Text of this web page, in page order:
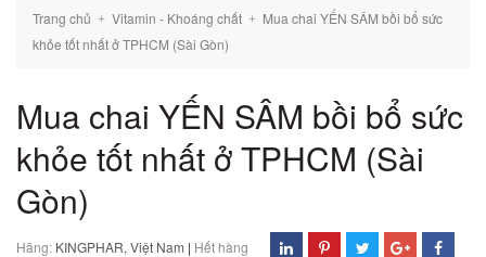
Trang chủ + Vitamin - Khoáng chất +
Mua chai YẾN SÂM bồi bổ sức
khỏe tốt nhất ở TPHCM (Sài Gòn)
Mua chai YẾN SÂM bồi bổ sức
khỏe tốt nhất ở TPHCM (Sài
Gòn)
Hãng: KINGPHAR, Việt Nam | Hết hàng